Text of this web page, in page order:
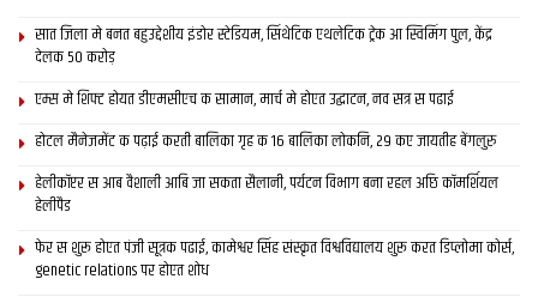
सात जिला मे बनत बहुउद्देशीय इंडोर स्‍टेडि‍यम, सिंथेटिक एथलेटिक ट्रेक आ स्विमिंग पुल, केंद्र
देलक 50 करोड़
एम्स मे शिफ्ट होयत डीएमसीएच क सामान, मार्च मे होएत उद्घाटन, नव सत्र स पढाई
होटल मैनेजमेंट क पढ़ाई करती बालिका गृह क 16 बालिका लोकनि, 29 कए जायतीह बेंगलुरु
हेलीकॉप्टर स आब वैशाली आबि जा सकता सैलानी, पर्यटन विभाग बना रहल अछि कॉमर्शियल
हेलीपैड
फेर स शुरू होएत पंजी सूत्रक पढाई, कामेश्वर सिंह संस्कृत विश्वविद्यालय शुरू करत डिप्लोमा कोर्स,
genetic relations पर होएत शोध